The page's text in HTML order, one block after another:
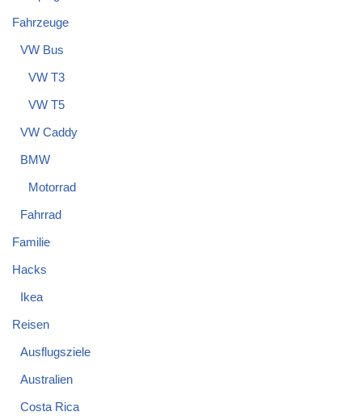
Fahrzeuge
VW Bus
VW T3
VW T5
VW Caddy
BMW
Motorrad
Fahrrad
Familie
Hacks
Ikea
Reisen
Ausflugsziele
Australien
Costa Rica